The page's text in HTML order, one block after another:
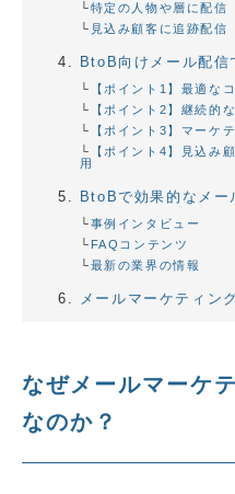
特定の人物や層に配信
見込み顧客に追跡配信
BtoB向けメール配信
【ポイント1】最適な
【ポイント2】継続的
【ポイント3】マーケ
【ポイント4】見込み
用
BtoBで効果的なメー
事例インタビュー
FAQコンテンツ
最新の業界の情報
メールマーケティン
なぜメールマーケ
なのか？